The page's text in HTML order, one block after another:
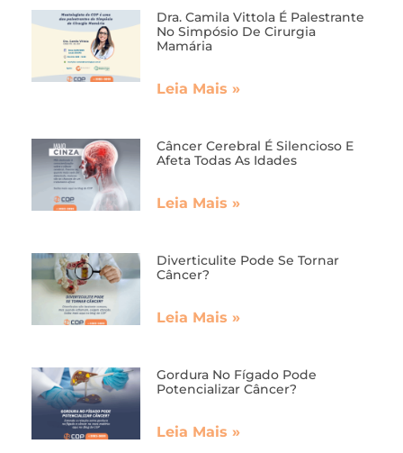
Dra. Camila Vittola É Palestrante
No Simpósio De Cirurgia
Mamária
Leia Mais »
Câncer Cerebral É Silencioso E
Afeta Todas As Idades
Leia Mais »
Diverticulite Pode Se Tornar
Câncer?
Leia Mais »
Gordura No Fígado Pode
Potencializar Câncer?
Leia Mais »